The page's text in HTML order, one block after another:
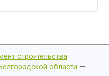
строительства
области —